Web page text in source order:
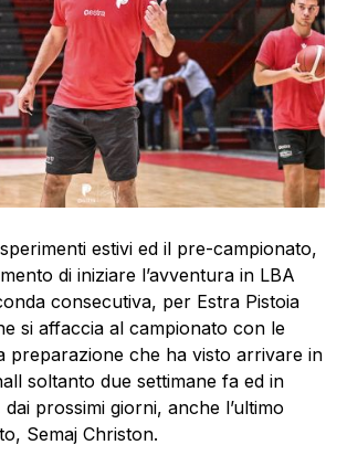
estivi ed il pre-campionato,
di iniziare l’avventura in LBA
consecutiva, per Estra Pistoia
si affaccia al campionato con le
preparazione che ha visto arrivare in
soltanto due settimane fa ed in
prossimi giorni, anche l’ultimo
Semaj Christon.